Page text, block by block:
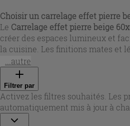
Choisir un carrelage effet pierre
Le Carrelage effet pierre beige
créer des espaces lumineux et
la cuisine. Les finitions mates et
reproduisent le relief de la pierre
tandis que les teintes vont du
nuances ficelle, taupe et beige
vous trouverez des surfaces plus
minimaliste et d’autres plus
pierre patinée ou relief 3D) pour
...autre
Filtrer par
Activez les filtres souhaités. Les
automatiquement mis à jour à